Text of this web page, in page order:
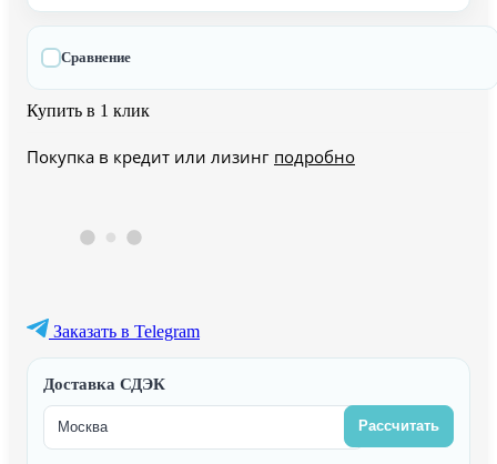
Сравнение
Купить в 1 клик
Покупка в кредит или лизинг подробно
Заказать в Telegram
Доставка СДЭК
Рассчитать